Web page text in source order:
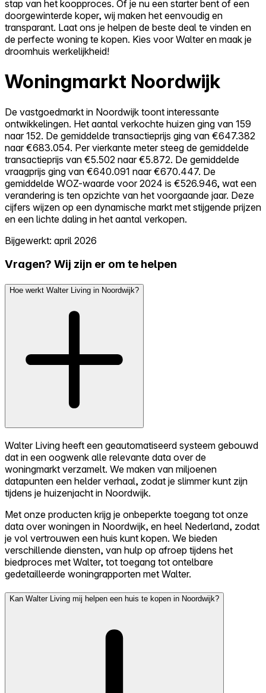
stap van het koopproces. Of je nu een starter bent of een
doorgewinterde koper, wij maken het eenvoudig en
transparant. Laat ons je helpen de beste deal te vinden en
de perfecte woning te kopen. Kies voor Walter en maak je
droomhuis werkelijkheid!
Woningmarkt Noordwijk
De vastgoedmarkt in Noordwijk toont interessante
ontwikkelingen. Het aantal verkochte huizen ging van 159
naar 152. De gemiddelde transactieprijs ging van €647.382
naar €683.054. Per vierkante meter steeg de gemiddelde
transactieprijs van €5.502 naar €5.872. De gemiddelde
vraagprijs ging van €640.091 naar €670.447. De
gemiddelde WOZ-waarde voor 2024 is €526.946, wat een
verandering is ten opzichte van het voorgaande jaar. Deze
cijfers wijzen op een dynamische markt met stijgende prijzen
en een lichte daling in het aantal verkopen.
Bijgewerkt: april 2026
Vragen? Wij zijn er om te helpen
Hoe werkt Walter Living in Noordwijk?
Walter Living heeft een geautomatiseerd systeem gebouwd
dat in een oogwenk alle relevante data over de
woningmarkt verzamelt. We maken van miljoenen
datapunten een helder verhaal, zodat je slimmer kunt zijn
tijdens je huizenjacht in Noordwijk.
Met onze producten krijg je onbeperkte toegang tot onze
data over woningen in Noordwijk, en heel Nederland, zodat
je vol vertrouwen een huis kunt kopen. We bieden
verschillende diensten, van hulp op afroep tijdens het
biedproces met Walter, tot toegang tot ontelbare
gedetailleerde woningrapporten met Walter.
Kan Walter Living mij helpen een huis te kopen in Noordwijk?